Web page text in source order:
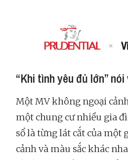
“Khi tình yêu đủ lớn”
Một MV không ngoại
một chung cư nhiều gia
sổ là từng lát cắt của một
cảnh và màu sắc khác